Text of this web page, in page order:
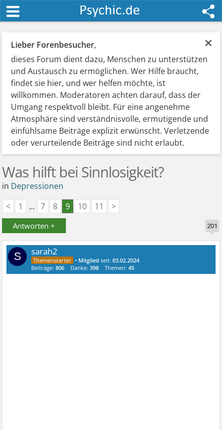
×
Lieber Forenbesucher,
dieses Forum dient dazu, Menschen zu unterstützen
und Austausch zu ermöglichen. Wer Hilfe braucht,
findet sie hier, und wer helfen möchte, ist
willkommen. Moderatoren achten darauf, dass der
Umgang respektvoll bleibt. Für eine angenehme
Atmosphäre sind verständnisvolle, ermutigende und
einfühlsame Beiträge explizit erwünscht. Verletzende
oder verurteilende Beiträge sind nicht erlaubt.
Was hilft bei Sinnlosigkeit?
in Depressionen
<
1 ... 7 8 9 10 11 >
Antworten + 201
S sarah2
• Mitglied seit:03.02.2024
Beiträge:806 Danke:398 Themen:45